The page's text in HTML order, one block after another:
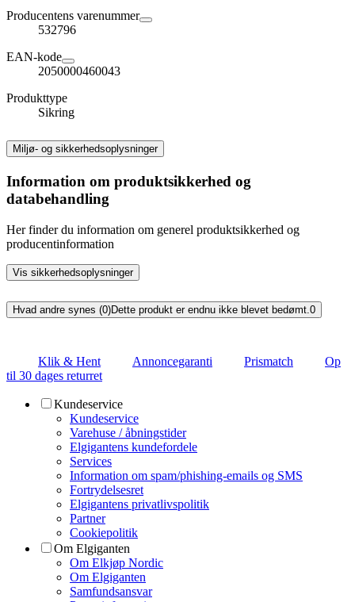
Producentens varenummer
532796
EAN-kode
2050000460043
Produkttype
Sikring
Miljø- og sikkerhedsoplysninger
Information om produktsikkerhed og
databehandling
Her finder du information om generel produktsikkerhed og
producentinformation
Vis sikkerhedsoplysninger
Hvad andre synes (0)Dette produkt er endnu ikke blevet bedømt. 0
Klik & Hent Annoncegaranti Prismatch
Op
til 30 dages returret
Kundeservice
Kundeservice
Varehuse / åbningstider
Elgigantens kundefordele
Services
Information om spam/phishing-emails og SMS
Fortrydelsesret
Elgigantens privatlivspolitik
Partner
Cookiepolitik
Om Elgiganten
Om Elkjøp Nordic
Om Elgiganten
Samfundsansvar